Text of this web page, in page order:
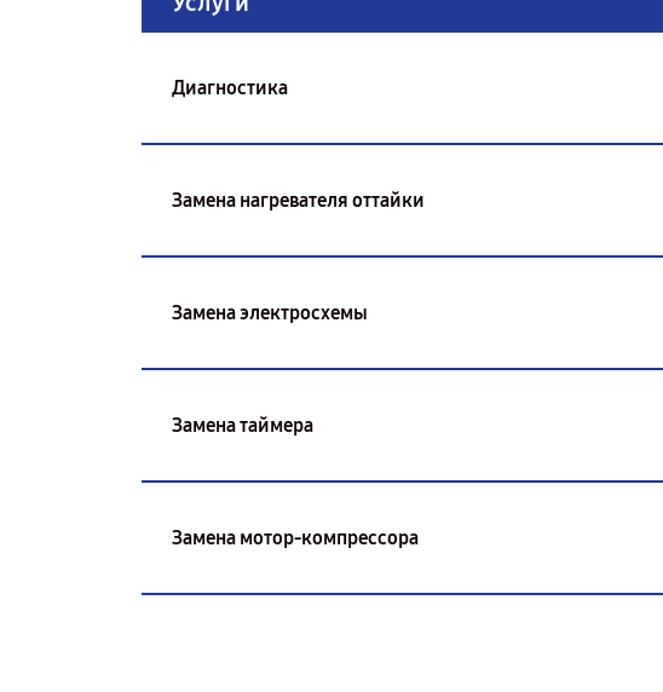
Диагностика
Замена нагревателя оттайки
Замена электросхемы
Замена таймера
Замена мотор-компрессора